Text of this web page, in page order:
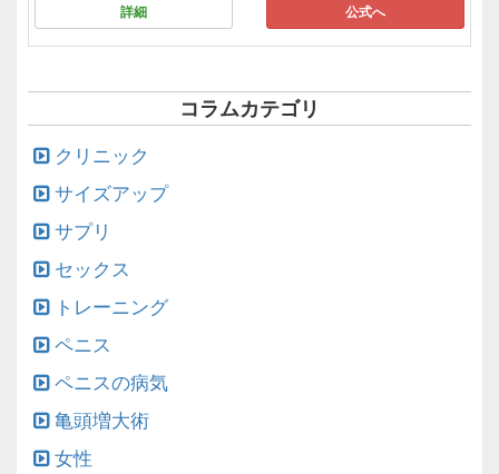
詳細 公式へ
コラムカテゴリ
クリニック
サイズアップ
サプリ
セックス
トレーニング
ペニス
ペニスの病気
亀頭増大術
女性